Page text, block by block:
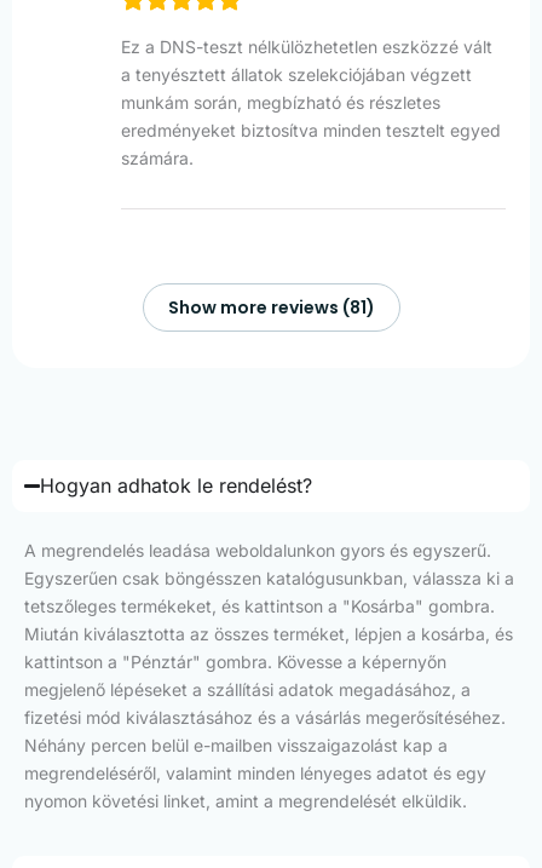
Ez a DNS-teszt nélkülözhetetlen eszközzé vált
a tenyésztett állatok szelekciójában végzett
munkám során, megbízható és részletes
eredményeket biztosítva minden tesztelt egyed
számára.
Show more reviews (81)
Hogyan adhatok le rendelést?
A megrendelés leadása weboldalunkon gyors és egyszerű.
Egyszerűen csak böngésszen katalógusunkban, válassza ki a
tetszőleges termékeket, és kattintson a "Kosárba" gombra.
Miután kiválasztotta az összes terméket, lépjen a kosárba, és
kattintson a "Pénztár" gombra. Kövesse a képernyőn
megjelenő lépéseket a szállítási adatok megadásához, a
fizetési mód kiválasztásához és a vásárlás megerősítéséhez.
Néhány percen belül e-mailben visszaigazolást kap a
megrendeléséről, valamint minden lényeges adatot és egy
nyomon követési linket, amint a megrendelését elküldik.